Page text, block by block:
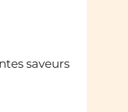
saveurs